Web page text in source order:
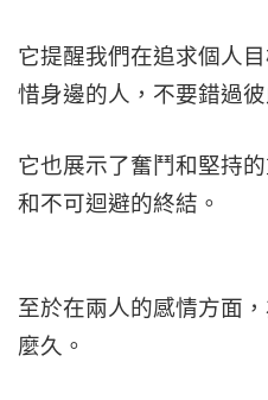
它提醒我們在追求個人
惜身邊的人，不要錯過
它也展示了奮鬥和堅持
和不可迴避的終結。
至於在兩人的感情方面
麼久。